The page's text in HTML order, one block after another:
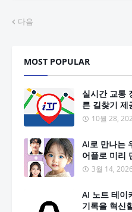
다음
MOST POPULAR
실시간 교통
른 길찾기 제
10월 28,
AI로 만나는
어플로 미리
3월 14, 2026
AI 노트 테이
기록을 혁신